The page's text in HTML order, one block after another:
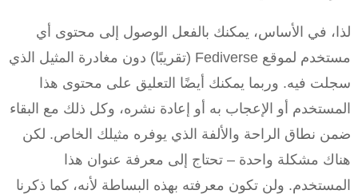
لذا، في الأساس، يمكنك بالفعل الوصول إلى محتوى أي
مستخدم لموقع Fediverse (تقريبًا) دون مغادرة المثيل الذي
سجلت فيه. وربما يمكنك أيضًا التعليق على محتوى هذا
المستخدم أو الإعجاب به أو إعادة نشره، وكل ذلك مع البقاء
ضمن نطاق الراحة والألفة الذي يوفره مثيلك الخاص. لكن
هناك مشكلة واحدة – تحتاج إلى معرفة عنوان هذا
المستخدم. ولن تكون معرفته بهذه البساطة لأنه، كما ذكرنا